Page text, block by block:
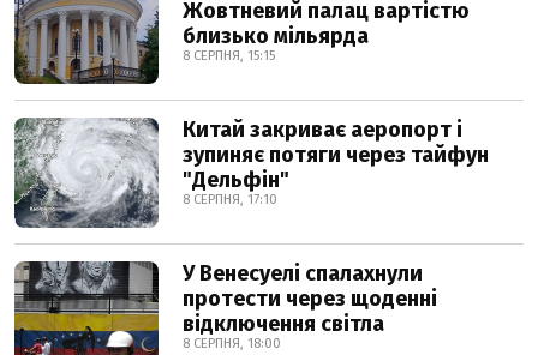
Жовтневий палац вартістю
близько мільярда
8 СЕРПНЯ, 15:15
Китай закриває аеропорт і
зупиняє потяги через тайфун
"Дельфін"
8 СЕРПНЯ, 17:10
У Венесуелі спалахнули
протести через щоденні
відключення світла
8 СЕРПНЯ, 18:00